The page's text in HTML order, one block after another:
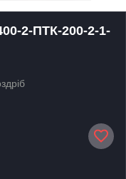
2-ПТК-200-2-1-